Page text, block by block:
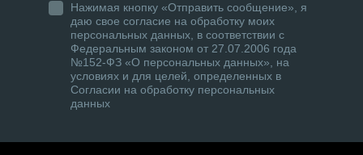
Нажимая кнопку «Отправить сообщение», я
даю свое согласие на обработку моих
персональных данных, в соответствии с
Федеральным законом от 27.07.2006 года
№152-ФЗ «О персональных данных», на
условиях и для целей, определенных в
Согласии на обработку персональных
данных